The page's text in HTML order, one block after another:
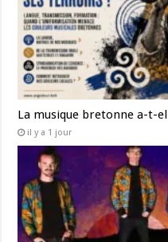
La musique bretonne a-t-
il y a 1 jour